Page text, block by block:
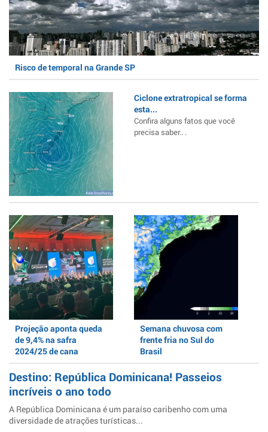
Risco de temporal na Grande SP
Ciclone extratropical se forma
esta...
Confira alguns fatos que você
precisa saber.. .
Projeção aponta queda
de 9,4% na safra
2024/25 de cana
Semana chuvosa com
frente fria no Sul do
Brasil
Destino: República Dominicana! Passeios
incríveis o ano todo
A República Dominicana é um paraíso caribenho com uma
diversidade de atrações turísticas...